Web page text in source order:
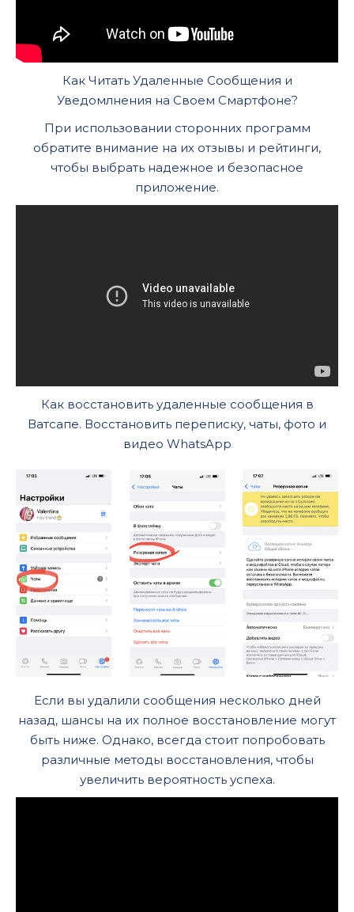
Как Читать Удаленные Сообщения и
Уведомлнения на Своем Смартфоне?
При использовании сторонних программ
обратите внимание на их отзывы и рейтинги,
чтобы выбрать надежное и безопасное
приложение.
Как восстановить удаленные сообщения в
Ватсапе. Восстановить переписку, чаты, фото и
видео WhatsApp
Если вы удалили сообщения несколько дней
назад, шансы на их полное восстановление могут
быть ниже. Однако, всегда стоит попробовать
различные методы восстановления, чтобы
увеличить вероятность успеха.